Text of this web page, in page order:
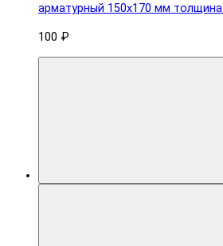
арматурный 150x170 мм
100 ₽